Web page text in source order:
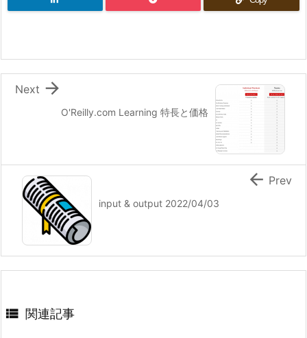
O'Reilly.com Learning 特長と価格

Next
input & output 2022/04/03
 Prev
 関連記事